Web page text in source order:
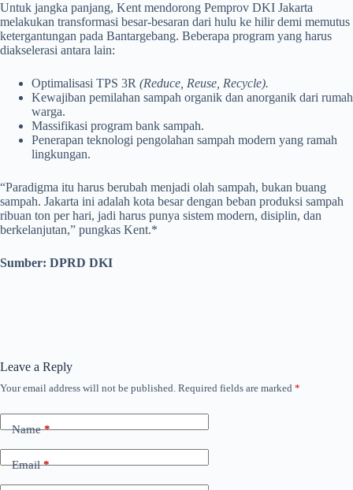
Untuk jangka panjang, Kent mendorong Pemprov DKI Jakarta
melakukan transformasi besar-besaran dari hulu ke hilir demi memutus
ketergantungan pada Bantargebang. Beberapa program yang harus
diakselerasi antara lain:
Optimalisasi TPS 3R (Reduce, Reuse, Recycle).
Kewajiban pemilahan sampah organik dan anorganik dari rumah
warga.
Massifikasi program bank sampah.
Penerapan teknologi pengolahan sampah modern yang ramah
lingkungan.
“Paradigma itu harus berubah menjadi olah sampah, bukan buang
sampah. Jakarta ini adalah kota besar dengan beban produksi sampah
ribuan ton per hari, jadi harus punya sistem modern, disiplin, dan
berkelanjutan,” pungkas Kent.*
Sumber: DPRD DKI
Leave a Reply
Your email address will not be published. Required fields are marked *
Name*
Email*